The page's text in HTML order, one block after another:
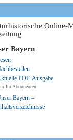
Online-
Bayern
PDF-Ausgabe
für Abonnenten
Bayern –